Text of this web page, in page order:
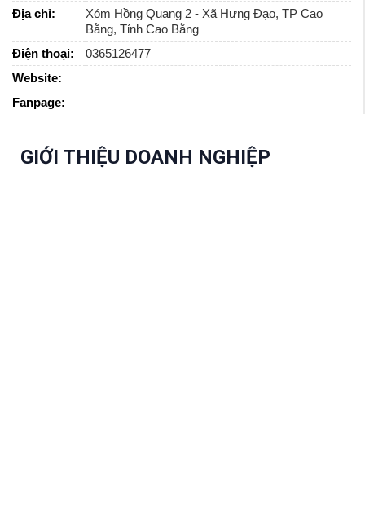
Địa chỉ:
Xóm Hồng Quang 2 - Xã Hưng Đạo, TP Cao
Bằng, Tỉnh Cao Bằng
Điện thoại:
0365126477
Website:
Fanpage:
GIỚI THIỆU DOANH NGHIỆP